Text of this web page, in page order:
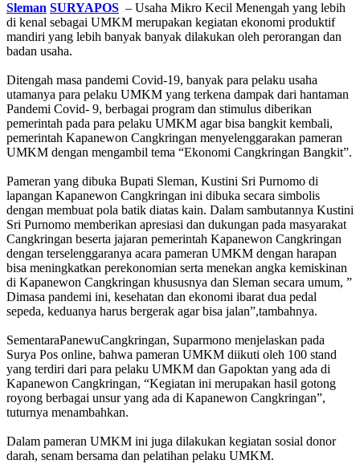
Sleman SURYAPOS – Usaha Mikro Kecil Menengah yang lebih
di kenal sebagai UMKM merupakan kegiatan ekonomi produktif
mandiri yang lebih banyak banyak dilakukan oleh perorangan dan
badan usaha.
Ditengah masa pandemi Covid-19, banyak para pelaku usaha
utamanya para pelaku UMKM yang terkena dampak dari hantaman
Pandemi Covid- 9, berbagai program dan stimulus diberikan
pemerintah pada para pelaku UMKM agar bisa bangkit kembali,
pemerintah Kapanewon Cangkringan menyelenggarakan pameran
UMKM dengan mengambil tema “Ekonomi Cangkringan Bangkit”.
Pameran yang dibuka Bupati Sleman, Kustini Sri Purnomo di
lapangan Kapanewon Cangkringan ini dibuka secara simbolis
dengan membuat pola batik diatas kain. Dalam sambutannya Kustini
Sri Purnomo memberikan apresiasi dan dukungan pada masyarakat
Cangkringan beserta jajaran pemerintah Kapanewon Cangkringan
dengan terselenggaranya acara pameran UMKM dengan harapan
bisa meningkatkan perekonomian serta menekan angka kemiskinan
di Kapanewon Cangkringan khususnya dan Sleman secara umum, ”
Dimasa pandemi ini, kesehatan dan ekonomi ibarat dua pedal
sepeda, keduanya harus bergerak agar bisa jalan”,tambahnya.
SementaraPanewuCangkringan, Suparmono menjelaskan pada
Surya Pos online, bahwa pameran UMKM diikuti oleh 100 stand
yang terdiri dari para pelaku UMKM dan Gapoktan yang ada di
Kapanewon Cangkringan, “Kegiatan ini merupakan hasil gotong
royong berbagai unsur yang ada di Kapanewon Cangkringan”,
tuturnya menambahkan.
Dalam pameran UMKM ini juga dilakukan kegiatan sosial donor
darah, senam bersama dan pelatihan pelaku UMKM.